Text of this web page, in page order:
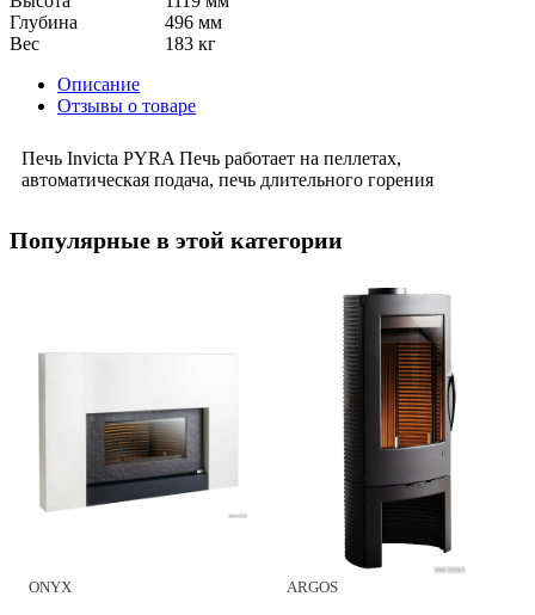
Глубина
496 мм
Вес
183 кг
Описание
Отзывы о товаре
Печь Invicta PYRA Печь работает на пеллетах,
автоматическая подача, печь длительного горения
Популярные в этой категории
ONYX ARGOS